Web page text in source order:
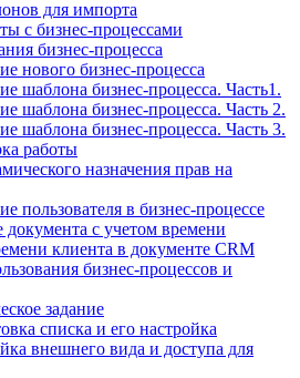
для импорта
с бизнес-процессами
бизнес-процесса
нового бизнес-процесса
шаблона бизнес-процесса. Часть1.
шаблона бизнес-процесса. Часть 2.
шаблона бизнес-процесса. Часть 3.
работы
назначения прав на
пользователя в бизнес-процессе
с учетом времени
клиента в документе CRM
бизнес-процессов и
задание
списка и его настройка
внешнего вида и доступа для